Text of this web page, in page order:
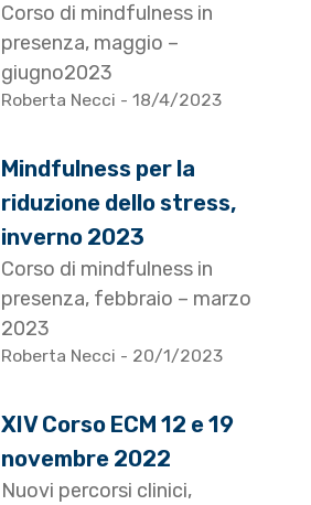
Corso di mindfulness in
presenza, maggio –
giugno2023
Roberta Necci - 18/4/2023
Mindfulness per la
riduzione dello stress,
inverno 2023
Corso di mindfulness in
presenza, febbraio – marzo
2023
Roberta Necci - 20/1/2023
XIV Corso ECM 12 e 19
novembre 2022
Nuovi percorsi clinici,